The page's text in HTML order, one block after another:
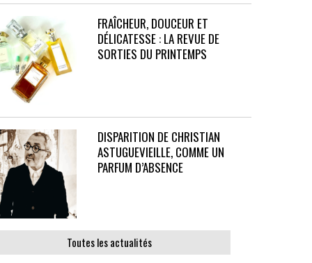
FRAÎCHEUR, DOUCEUR ET
DÉLICATESSE : LA REVUE DE
SORTIES DU PRINTEMPS
DISPARITION DE CHRISTIAN
ASTUGUEVIEILLE, COMME UN
PARFUM D’ABSENCE
Toutes les actualités